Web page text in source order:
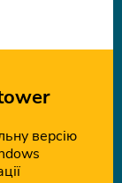
версію